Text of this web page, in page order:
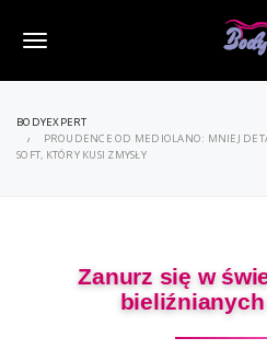
M
n
u
BODYEXPERT
PROUDENCE OD MEDIOLANO: MNIEJ
SOFT, KTÓRY KUSI ZMYSŁY
Zanurz się w